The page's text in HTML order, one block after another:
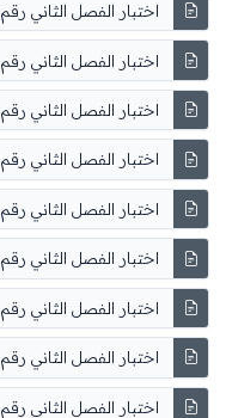
اختبار الفصل الثاني رقم 25
اختبار الفصل الثاني رقم 24
اختبار الفصل الثاني رقم 23
اختبار الفصل الثاني رقم 22
اختبار الفصل الثاني رقم 21
اختبار الفصل الثاني رقم 20
اختبار الفصل الثاني رقم 19
اختبار الفصل الثاني رقم 18
اختبار الفصل الثاني رقم 17